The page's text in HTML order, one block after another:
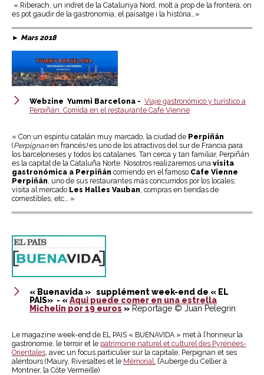
« Riberach, un indret de la Catalunya Nord, molt a prop de la frontera, on
es pot gaudir de la gastronomia, el paisatge i la història…»
► Mars 2018
Webzine Yummi Barcelona - Viaje gastronómico y turístico a
Perpiñán. Comida en el restaurante Cafe Vienne
« Con un espíritu catalán muy marcado, la ciudad de Perpiñán
(Perpignanen francés)es uno de los atractivos del sur de Francia para
los barceloneses y todos los catalanes. Tan cerca y tan familiar, Perpiñán
es la capital de la Cataluña Norte. Nosotros realizaremos una visita
gastronómica a Perpiñán comiendo en el famoso Cafe Vienne
Perpiñán, uno de sus restaurantes más concurridos por los locales;
visita al mercado Les Halles Vauban, compras en tiendas de
comestibles, etc… »
« Buenavida » supplément week-end de « EL
PAIS» - « Aqui puede comer en una estrella
Michelin por 19 euros » Reportage © Juan Pelegrin
Le magazine week-end de EL PAIS « BUENAVIDA » met à l’honneur la
gastronomie, le terroir et le patrimoine naturel et culturel des Pyrénées-
Orientales, avec un focus particulier sur la capitale, Perpignan et ses
alentours (Maury, Rivesaltes et le Mémorial, l’Auberge du Cellier à
Montner, la Côte Vermeille)